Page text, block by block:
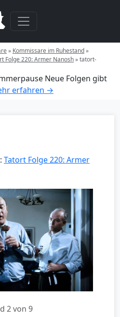
» Kommissare im Ruhestand»
Folge 220: Armer Nanosh»tatort-
Neue Folgen gibt
erfahren →
Tatort Folge 220: Armer
2 von 9